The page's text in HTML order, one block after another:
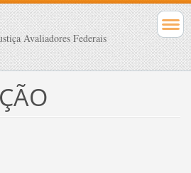
Avaliadores Federais